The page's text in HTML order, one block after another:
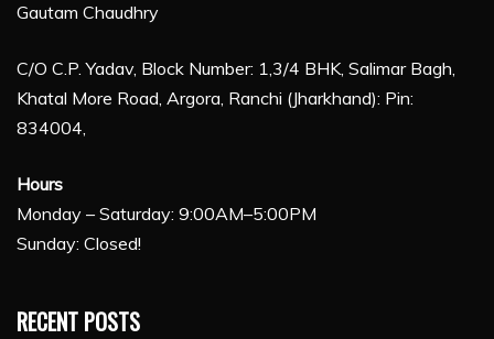
Gautam Chaudhry
C/O C.P. Yadav, Block Number: 1,3/4 BHK, Salimar Bagh,
Khatal More Road, Argora, Ranchi (Jharkhand): Pin:
834004,
Hours
Monday – Saturday: 9:00AM–5:00PM
Sunday: Closed!
RECENT POSTS